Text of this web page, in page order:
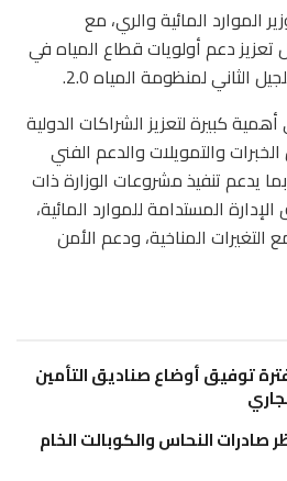
الموارد المائية والري، مع
دعم أولويات قطاع المياه في
الثاني لمنظومة المياه 2.0.
كبيرة لتعزيز الشراكات الدولية
والتمويلات والدعم الفني
يدعم تنفيذ مشروعات الوزارة ذات
المستدامة للموارد المائية،
التغيرات المناخية، ودعم الأمن
فترة توفيق أوضاع صناديق التأمين
صادرات النحاس والكوبالت الخام